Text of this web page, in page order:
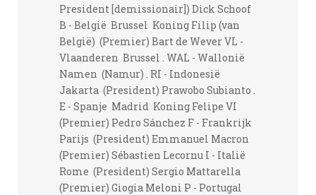
President [demissionair]) Dick Schoof
B - België Brussel Koning Filip (van
België) (Premier) Bart de Wever VL -
Vlaanderen Brussel . WAL - Wallonië
Namen (Namur) . RI - Indonesië
Jakarta (President) Prawobo Subianto .
E - Spanje Madrid Koning Felipe VI
(Premier) Pedro Sánchez F - Frankrijk
Parijs (President) Emmanuel Macron
(Premier) Sébastien Lecornu I - Italië
Rome (President) Sergio Mattarella
(Premier) Giogia Meloni P - Portugal